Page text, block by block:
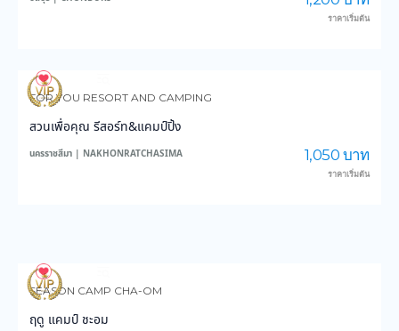
ราคาเริ่มต้น
4,305
FOR YOU RESORT AND CAMPING
สวนเพื่อคุณ รีสอร์ท&แคมป์ปิ้ง
นครราชสีมา | NAKHONRATCHASIMA 1,050 บาท
ราคาเริ่มต้น
3,572
SEASON CAMP CHA-OM
ฤดู แคมป์ ชะอม